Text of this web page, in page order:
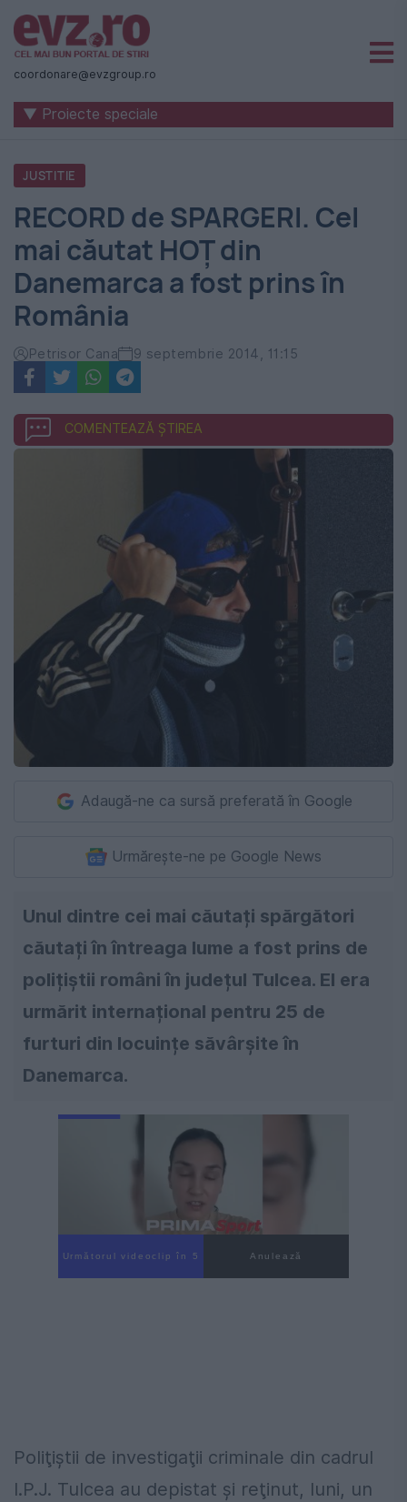
Știri
naționale
internaționale
România
-
Evenimentul
Zilei
coordonare@evzgroup.ro
▼ Proiecte speciale
JUSTITIE
RECORD de SPARGERI. Cel
mai căutat HOȚ din
Danemarca a fost prins în
România
Petrisor Cana 9 septembrie 2014, 11:15
COMENTEAZĂ ȘTIREA
Adaugă-ne ca sursă preferată în Google
Urmărește-ne pe Google News
Unul dintre cei mai căutați spărgători
căutați în întreaga lume a fost prins de
polițiștii români în județul Tulcea. El era
urmărit internațional pentru 25 de
furturi din locuințe săvârșite în
Danemarca.
Următorul videoclip în 4 Anulează
Poliţiştii de investigaţii criminale din cadrul
I.P.J. Tulcea au depistat şi reţinut, luni, un